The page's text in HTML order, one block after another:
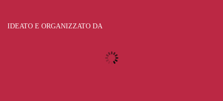
IDEATO E ORGANIZZATO DA